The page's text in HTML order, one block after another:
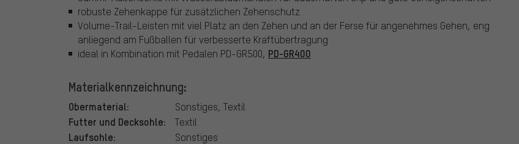
robuste Zehenkappe für zusätzlichen Zehenschutz
Volume-Trail-Leisten mit viel Platz an den Zehen und an der Ferse für angenehmes Gehen, eng
anliegend am Fußballen für verbesserte Kraftübertragung
ideal in Kombination mit Pedalen PD-GR500, PD-GR400
Materialkennzeichnung:
Obermaterial: Sonstiges, Textil
Futter und Decksohle: Textil
Laufsohle: Sonstiges